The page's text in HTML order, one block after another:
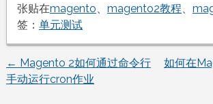
张贴在magento、 magento2教程、
签： 单元测试
文
← Magento 2如何通过命令行
手动运行cron作业
如何在